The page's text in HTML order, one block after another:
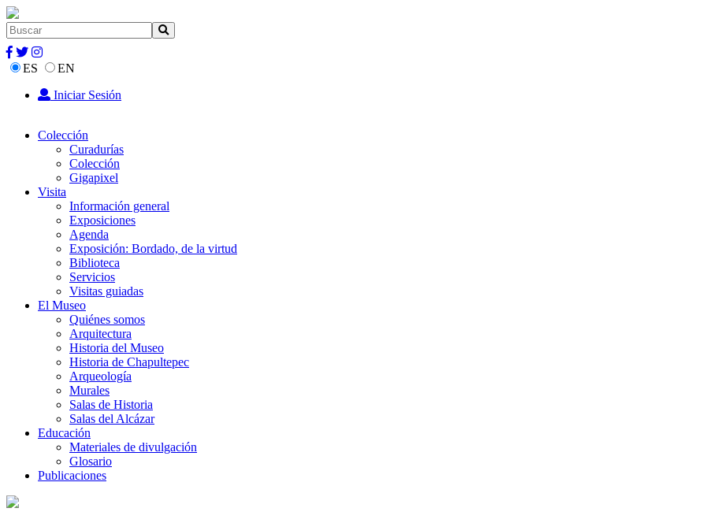
ES
EN
Iniciar Sesión
Colección
Curadurías
Colección
Gigapixel
Visita
Información general
Exposiciones
Agenda
Exposición: Bordado, de la virtud
Biblioteca
Servicios
Visitas guiadas
El Museo
Quiénes somos
Arquitectura
Historia del Museo
Historia de Chapultepec
Arqueología
Murales
Salas de Historia
Salas del Alcázar
Educación
Materiales de divulgación
Glosario
Publicaciones